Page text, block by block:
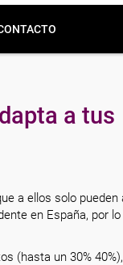
a tus
a ellos solo
en España, por
(hasta un 30%